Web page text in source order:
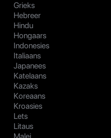
Grieks
Hebreer
Hindu
Hongaars
Indonesies
Italiaans
Japanees
Katelaans
Kazaks
Koreaans
Kroasies
Lets
Litaus